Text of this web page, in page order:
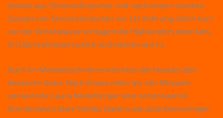
eiskalt aus: Simona Grascher traf nach einem starken
Zuspiel von Tamara Grascher zur 1:0-Führung. Doch kurz
vor der Drittelpause schlugen die Highlanders ebenfalls
im Überzahlspiel zurück und stellten auf 1:1.
Auch im Mittelabschnitt erwischten die Huskies den
besseren Start. Nach etwas mehr als vier Minuten
verwertete Laura Nistelberger eine sehenswerte
Kombination über Shelby Bailen und Julia Klamminger